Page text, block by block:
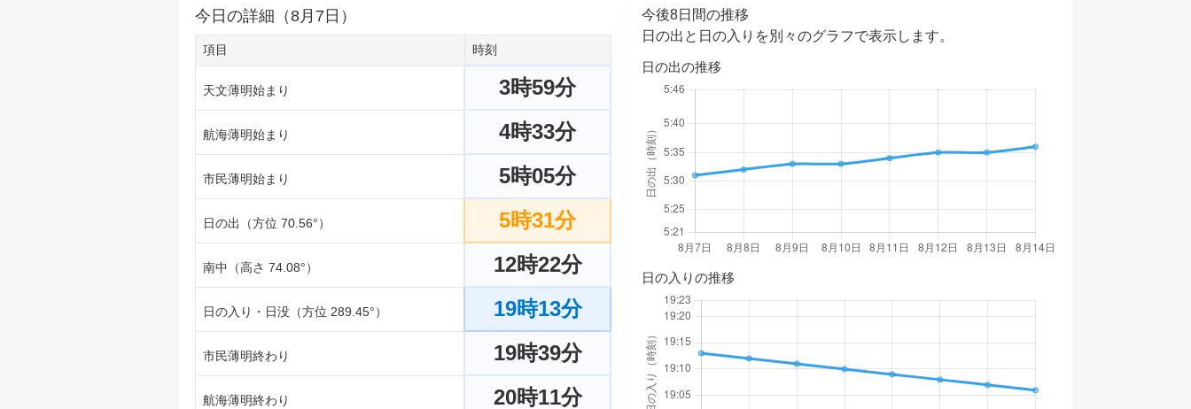
今日の詳細（8月7日）
項目 時刻
天文薄明始まり 3時59分
航海薄明始まり 4時33分
市民薄明始まり 5時05分
日の出（方位 70.56°） 5時31分
南中（高さ 74.08°） 12時22分
日の入り・日没（方位 289.45°） 19時13分
市民薄明終わり 19時39分
航海薄明終わり 20時11分
今後8日間の推移
日の出と日の入りを別々のグラフで表示します。
日の出の推移
日の入りの推移